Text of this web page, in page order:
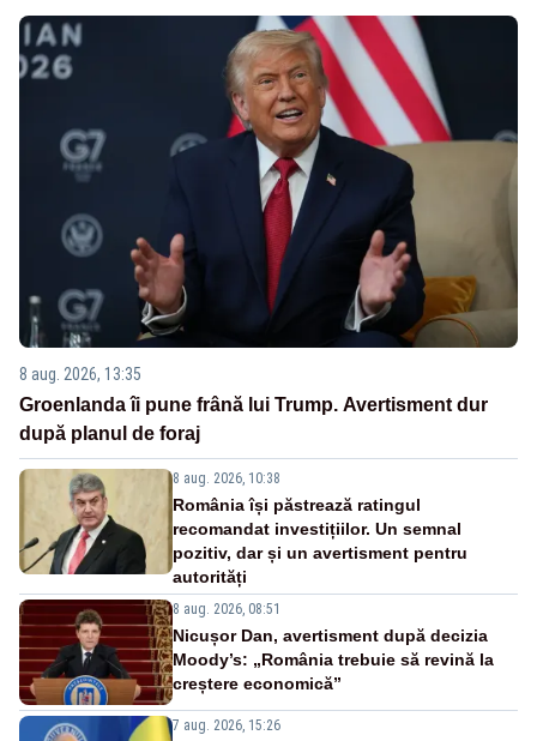
8 aug. 2026, 13:35
Groenlanda îi pune frână lui Trump. Avertisment dur
după planul de foraj
8 aug. 2026, 10:38
România își păstrează ratingul
recomandat investițiilor. Un semnal
pozitiv, dar și un avertisment pentru
autorități
8 aug. 2026, 08:51
Nicușor Dan, avertisment după decizia
Moody’s: „România trebuie să revină la
creștere economică”
7 aug. 2026, 15:26